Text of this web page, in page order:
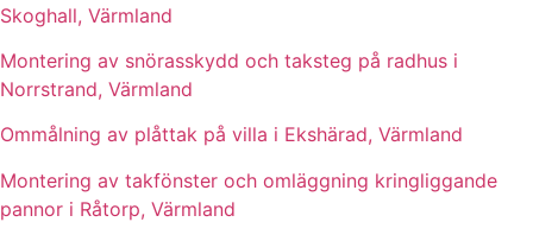
Skoghall, Värmland
Montering av snörasskydd och taksteg på radhus i
Norrstrand, Värmland
Ommålning av plåttak på villa i Ekshärad, Värmland
Montering av takfönster och omläggning kringliggande
pannor i Råtorp, Värmland